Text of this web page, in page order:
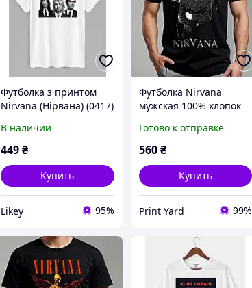
Футболка з принтом
Nirvana (Нірвана) (0417)
В наличии
449₴
Купить
Likey 95%
Футболка Nirvana
мужская 100% хлопок
Готово к отправке
560 ₴
Купить
Print Yard 99%